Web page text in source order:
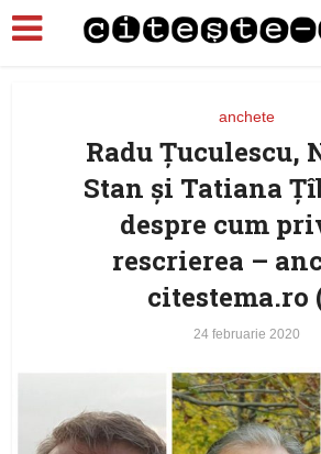
anchete
Radu Țuculescu,
Stan şi Tatiana
despre cum
rescrierea –
citestema.ro
24 februarie 2020